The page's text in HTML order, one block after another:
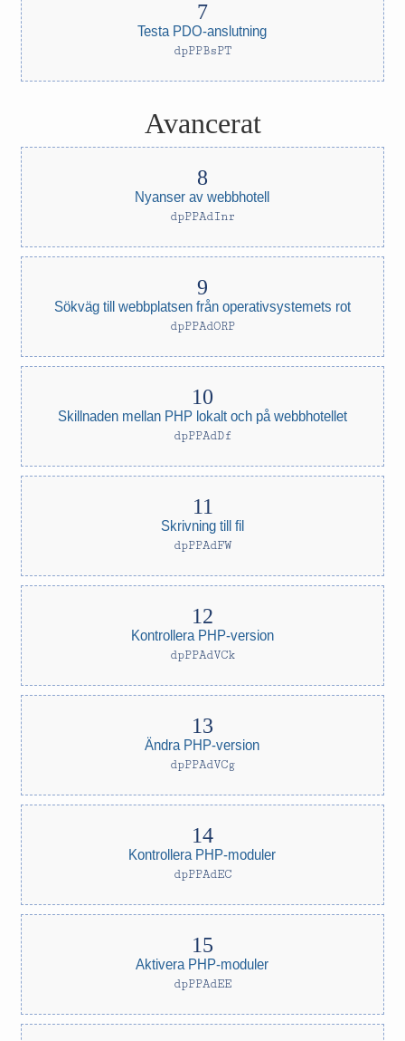
Testa PDO-anslutning
dpPPBsPT
Avancerat
Nyanser av webbhotell
dpPPAdInr
Sökväg till webbplatsen från operativsystemets rot
dpPPAdORP
Skillnaden mellan PHP lokalt och på webbhotellet
dpPPAdDf
Skrivning till fil
dpPPAdFW
Kontrollera PHP-version
dpPPAdVCk
Ändra PHP-version
dpPPAdVCg
Kontrollera PHP-moduler
dpPPAdEC
Aktivera PHP-moduler
dpPPAdEE